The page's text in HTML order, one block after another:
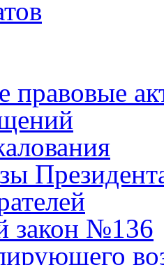
правовые
закон №136